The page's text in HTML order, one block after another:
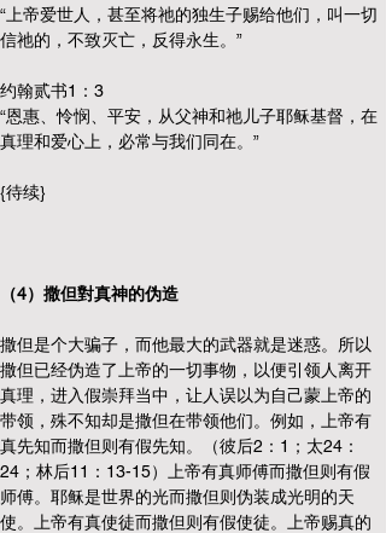
“上帝爱世人，甚至将祂的独生子赐给他们，叫一切
信祂的，不致灭亡，反得永生。”
约翰贰书1：3
“恩惠、怜悯、平安，从父神和祂儿子耶稣基督，在
真理和爱心上，必常与我们同在。”
{待续}
（4）撒但對真神的伪造
撒但是个大骗子，而他最大的武器就是迷惑。所以
撒但已经伪造了上帝的一切事物，以便引领人离开
真理，进入假崇拜当中，让人误以为自己蒙上帝的
带领，殊不知却是撒但在带领他们。例如，上帝有
真先知而撒但则有假先知。（彼后2：1；太24：
24；林后11：13-15）上帝有真师傅而撒但则有假
师傅。耶稣是世界的光而撒但则伪装成光明的天
使。上帝有真使徒而撒但则有假使徒。上帝赐真的